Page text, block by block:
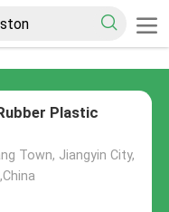
Plastic
Town, Jiangyin City,